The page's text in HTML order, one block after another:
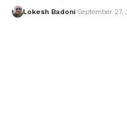
Lokesh Badoni September 27,